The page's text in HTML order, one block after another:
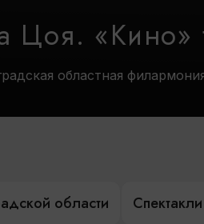
Цоя. «Кино»
областная
области Спектакли